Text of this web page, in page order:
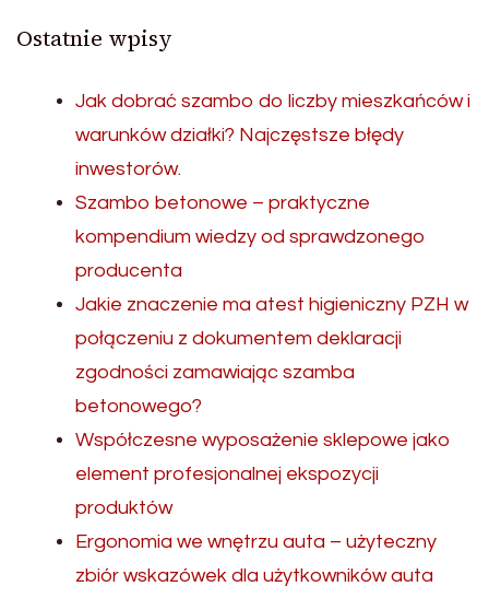
Ostatnie wpisy
Jak dobrać szambo do liczby mieszkańców i
warunków działki? Najczęstsze błędy
inwestorów.
Szambo betonowe – praktyczne
kompendium wiedzy od sprawdzonego
producenta
Jakie znaczenie ma atest higieniczny PZH w
połączeniu z dokumentem deklaracji
zgodności zamawiając szamba
betonowego?
Współczesne wyposażenie sklepowe jako
element profesjonalnej ekspozycji
produktów
Ergonomia we wnętrzu auta – użyteczny
zbiór wskazówek dla użytkowników auta